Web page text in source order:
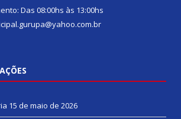
Das 08:00hs às 13:00hs
15 de maio de 2026